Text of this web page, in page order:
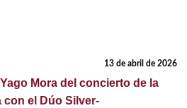
13 de abril de 2026
Mora del concierto de la
con el Dúo Silver-